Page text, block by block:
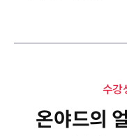
수강
온야드의